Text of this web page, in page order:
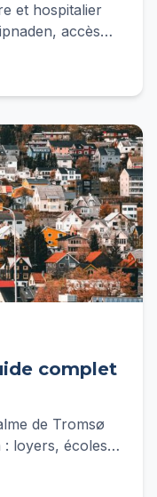
et hospitalier
accès
complet
de Tromsø
loyers, écoles,